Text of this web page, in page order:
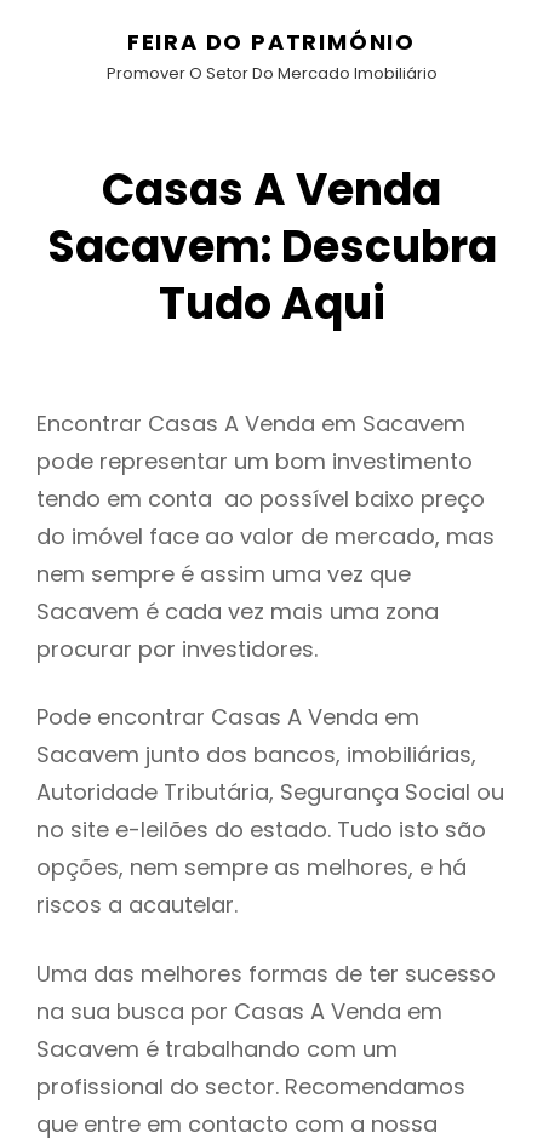
FEIRA DO PATRIMÓNIO
Promover O Setor Do Mercado Imobiliário
Casas A Venda
Sacavem: Descubra
Tudo Aqui
Encontrar Casas A Venda em Sacavem
pode representar um bom investimento
tendo em conta ao possível baixo preço
do imóvel face ao valor de mercado, mas
nem sempre é assim uma vez que
Sacavem é cada vez mais uma zona
procurar por investidores.
Pode encontrar Casas A Venda em
Sacavem junto dos bancos, imobiliárias,
Autoridade Tributária, Segurança Social ou
no site e-leilões do estado. Tudo isto são
opções, nem sempre as melhores, e há
riscos a acautelar.
Uma das melhores formas de ter sucesso
na sua busca por Casas A Venda em
Sacavem é trabalhando com um
profissional do sector. Recomendamos
que entre em contacto com a nossa